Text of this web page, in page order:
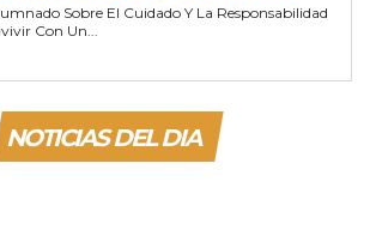
Sobre El Cuidado Y La Responsabilidad
Con Un...
NOTICIAS DEL DIA